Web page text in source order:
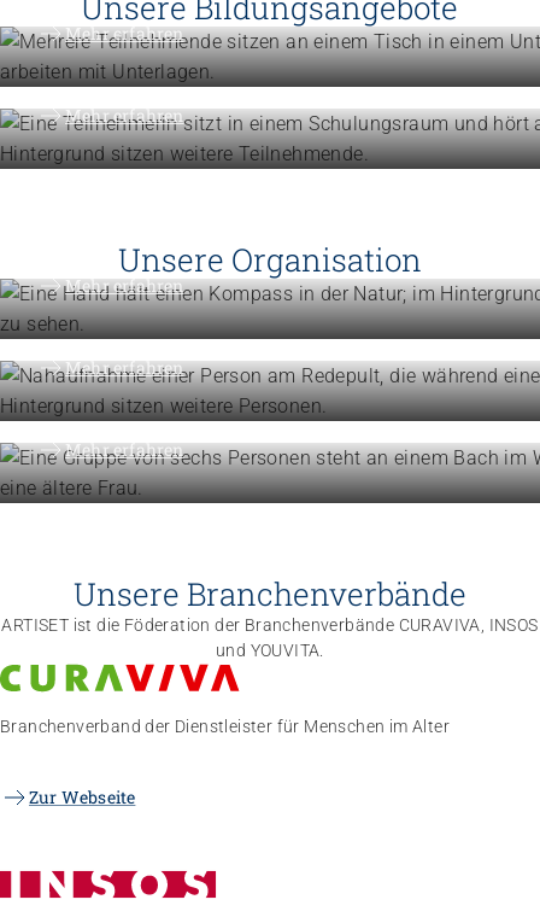
Mehr erfahren
Weiterbildung
Erweitern Sie Ihre Kompetenzen
Mehr erfahren
Unsere Organisation
Mehr erfahren
Engagement
Politik und Positionen
Mehr erfahren
Organisation
Die Föderation im Überblick
Mehr erfahren
Unsere Branchenverbände
ARTISET ist die Föderation der Branchenverbände CURAVIVA, INSOS
und YOUVITA.
Branchenverband der Dienstleister für Menschen im Alter
Zur Webseite